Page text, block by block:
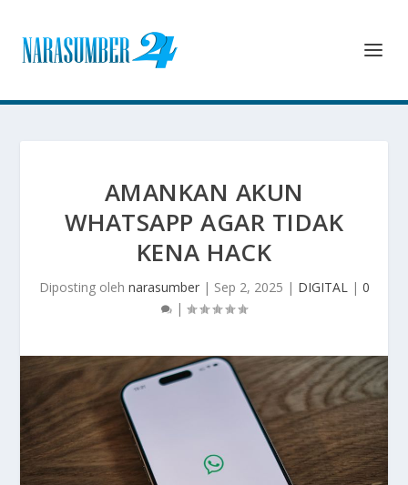
AMANKAN AKUN
WHATSAPP AGAR TIDAK
KENA HACK
Diposting oleh narasumber| Sep 2, 2025 | DIGITAL| 0
|